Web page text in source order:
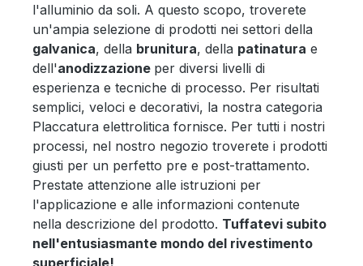
l'alluminio da soli. A questo scopo, troverete
un'ampia selezione di prodotti nei settori della
galvanica, della brunitura, della patinatura e
dell'anodizzazione per diversi livelli di
esperienza e tecniche di processo. Per risultati
semplici, veloci e decorativi, la nostra categoria
Placcatura elettrolitica fornisce. Per tutti i nostri
processi, nel nostro negozio troverete i prodotti
giusti per un perfetto pre e post-trattamento.
Prestate attenzione alle istruzioni per
l'applicazione e alle informazioni contenute
nella descrizione del prodotto. Tuffatevi subito
nell'entusiasmante mondo del rivestimento
superficiale!